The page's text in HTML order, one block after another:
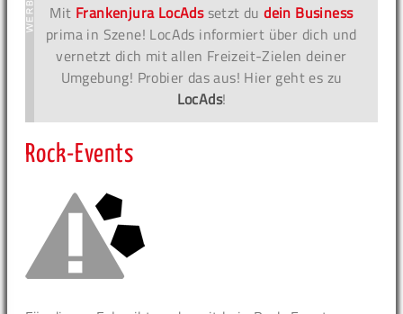
Mit Frankenjura LocAdssetzt dudein Business
prima in Szene! LocAds informiert über dich und
vernetzt dich mit allen Freizeit-Zielen deiner
Umgebung! Probier das aus! Hier geht es zu
LocAds!
Rock-Events